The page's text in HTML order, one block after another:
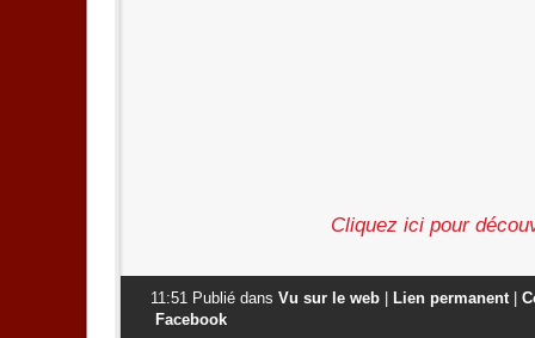
Cliquez ici pour
11:51 Publié dans Vu sur le web Lien permanent
Facebook